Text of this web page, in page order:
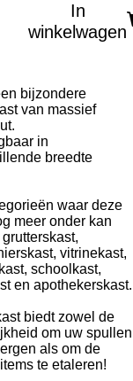
In
winkelwagen
bijzondere
van massief
in
breedte
waar deze
meer onder kan
vitrinekast,
schoolkast,
en apothekerskast.
biedt zowel de
om uw spullen
als om de
te etaleren!